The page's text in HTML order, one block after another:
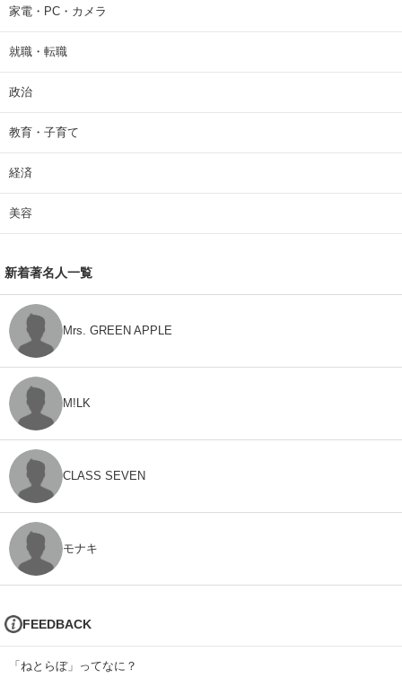
家電・PC・カメラ
就職・転職
政治
教育・子育て
経済
美容
新着著名人一覧
Mrs. GREEN APPLE
M!LK
CLASS SEVEN
モナキ
FEEDBACK
「ねとらぼ」ってなに？